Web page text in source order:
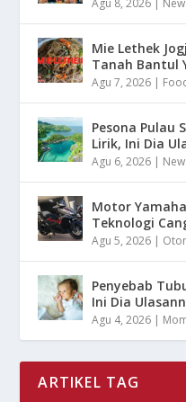
Mie Lethek
Tanah Bantul
Agu 7, 2026 |
Pesona Pulau
Lirik, Ini Dia
Agu 6, 2026 |
Motor
Teknologi
Agu 5, 2026 |
Penyebab
Ini Dia
Agu 4, 2026 |
ARTIKEL TAG